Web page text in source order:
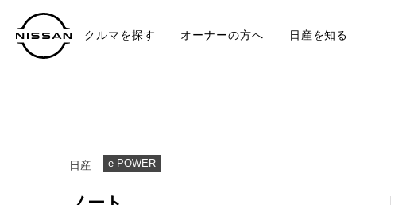
クルマを探す オーナーの方へ 日産を知る
日産 e-POWER